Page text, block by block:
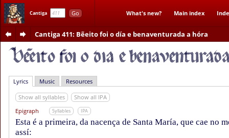
Cantiga Go What's new? Main index
Cantiga 411: Bẽeito foi o día e benaventurada a hóra
Lyrics Music Resources
Show all syllables
Show all IPA
Epigraph
Syllables IPA
Esta é a primeira, da nacença de Santa María, que cae no
assí: